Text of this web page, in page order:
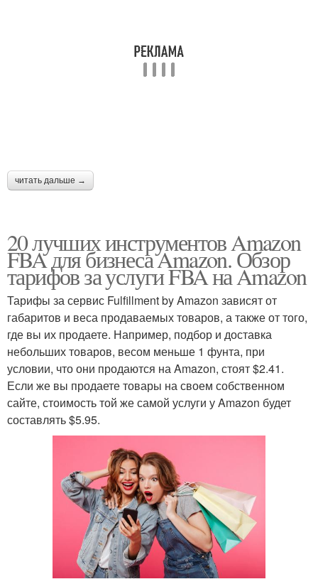
читать дальше →
20 лучших инструментов Amazon
FBA для бизнеса Amazon. Обзор
тарифов за услуги FBA на Amazon
Тарифы за сервис Fulfillment by Amazon зависят от
габаритов и веса продаваемых товаров, а также от того,
где вы их продаете. Например, подбор и доставка
небольших товаров, весом меньше 1 фунта, при
условии, что они продаются на Amazon, стоят $2.41.
Если же вы продаете товары на своем собственном
сайте, стоимость той же самой услуги у Amazon будет
составлять $5.95.